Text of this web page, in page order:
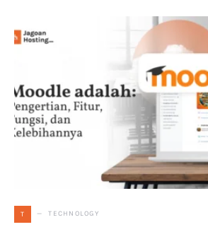
T TECHNOLOGY